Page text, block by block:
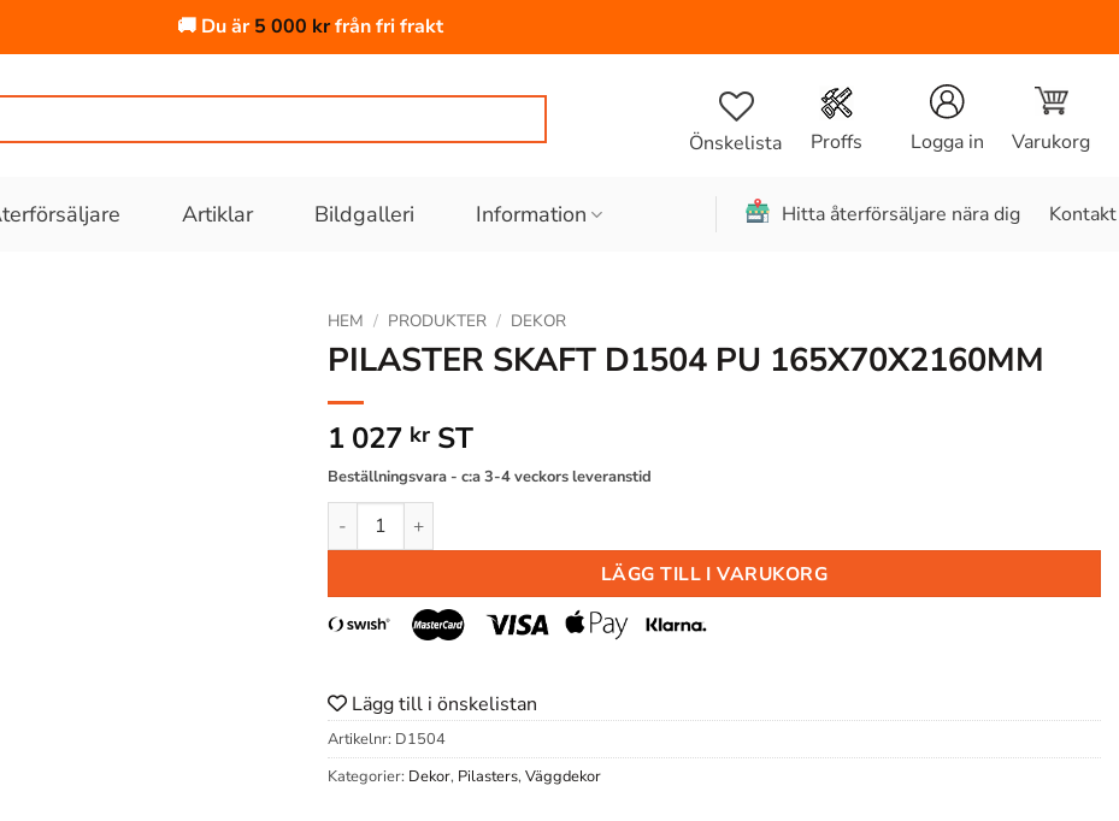
🚚 Du är5 000 krfrån fri frakt
Önskelista Proffs Logga in Varukorg
Artiklar Bildgalleri Information Hitta återförsäljare nära dig Kontakt
HEM / PRODUKTER / DEKOR
PILASTER SKAFT D1504 PU 165X70X2160MM
1 027 kr ST
Beställningsvara - c:a 3-4 veckors leveranstid
PILASTER SKAFT D1504 PU 165X70X2160MM mängd
LÄGG TILL I VARUKORG
Lägg till i önskelistan
Artikelnr: D1504
Kategorier: Dekor, Pilasters, Väggdekor